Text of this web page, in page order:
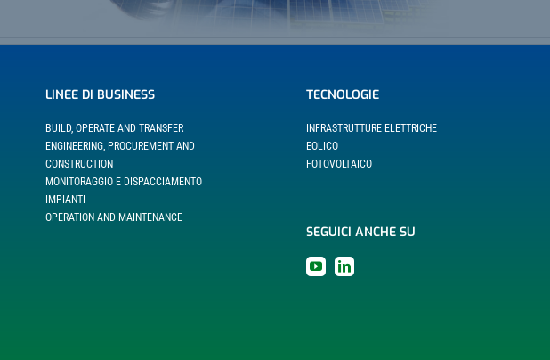
LINEE DI BUSINESS
BUILD, OPERATE AND TRANSFER
ENGINEERING, PROCUREMENT AND
CONSTRUCTION
MONITORAGGIO E DISPACCIAMENTO
IMPIANTI
OPERATION AND MAINTENANCE
TECNOLOGIE
INFRASTRUTTURE ELETTRICHE
EOLICO
FOTOVOLTAICO
SEGUICI ANCHE SU